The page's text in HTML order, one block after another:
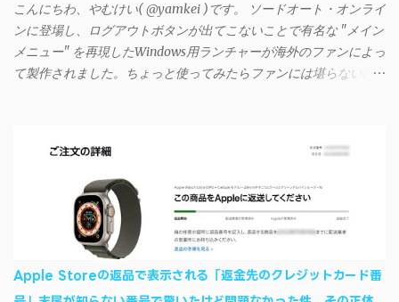
すれば完了 一度この手順を施せば、言語設定は日本語に戻して
もOKだ。これでWi-Fiを使った同期機能が使えるようになる。USB
接続による同期については、アプリに根本的な不具合が発生して
おり、現時点で使えないようだ。諦めよう。 今回の不具合につ
iSyncrを活用することで、Androidデバイスでもレート機能や再生
ートフォンに移行したい場合に役立つはずだ。
こんにちわ、やむけい( @yamkei )です。 ソードオート・オンライ
ンに登場し、ログアウトボタンが出てこないことで有名な "メイン
メニュー" を再現したWindows用ランチャーが海外のファンによっ
て製作されました。ちょっと使ってみたらファンには堪らないほ
す・・・。カッコイイ！！ 開発ページ（英語） gpbeta.com - The
SAO Utilities Project – development log インストール（導入）手順
1. 開発ページ のDownloadsの項目から自分のOSにあったファイル
をダウンロードする。 Windows（Windows2000, XP, Vista, Win7,
Win8）に対応です。 （ ◆自分のパソコンが 32 ビット版か 64 ビッ
ト版かを確認したい ） 2.ダウンロードしたファイルを解凍後、
（自分はProgram Filesの中に移動させちゃいました）フォルダの
Apple Storeの返品で表示される「返金先のクレジットカード番